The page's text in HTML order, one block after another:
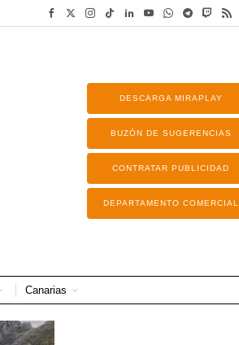
DESCARGA MIRAPLAY
BUZÓN DE SUGERENCIAS
CONTRATAR PUBLICIDAD
DEPARTAMENTO COMERCIAL
Canarias